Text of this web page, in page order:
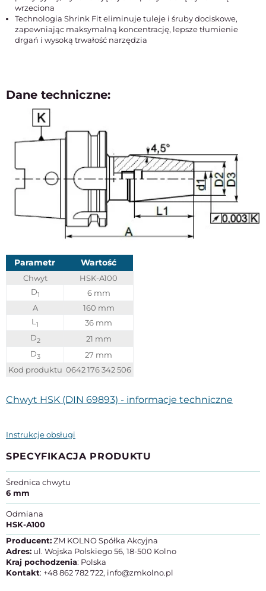
wrzeciona
Technologia Shrink Fit eliminuje tuleje i śruby dociskowe,
zapewniając maksymalną koncentrację, lepsze tłumienie
drgań i wysoką trwałość narzędzia
Dane techniczne:
Parametr Wartość
Chwyt
HSK-A100
D1
6 mm
A
160 mm
L 1
36 mm
D2
21 mm
D3
27 mm
Kod produktu 0642 176 342 506
Chwyt HSK (DIN 69893) - informacje techniczne
Instrukcje obsługi
SPECYFIKACJA PRODUKTU
Średnica chwytu
6 mm
Odmiana
HSK-A100
Producent:ZM KOLNO Spółka Akcyjna
Adres: ul. Wojska Polskiego 56, 18-500 Kolno
Kraj pochodzenia: Polska
Kontakt: +48 862 782 722, info@zmkolno.pl